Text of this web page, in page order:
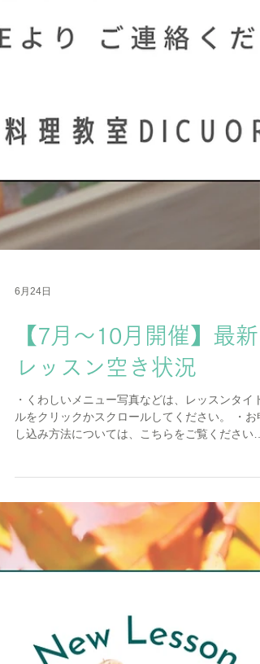
6月24日
【7月〜10月開催】最新
レッスン空き状況
・くわしいメニュー写真などは、レッスンタイト
エリヤを囲む おしゃれなスペイン料理 ７月 １
日（土）満席 １４日（水）満席 １５日（木）満
▶︎からだが喜ぶ ヘルシー中華 ７月 ２２日（水
満席 ２３日（木）１席 ２６日（日）満席 〜〜〜
月開催〜〜〜 ▶︎絶品ハッシュドビーフでおうち
２種 はなやかタイ料理 ８月９日（日）満席 お
てなしスタイル韓国料理 ８月２３日（日）満
▶︎三元豚の黒酢炒めと夏野菜のおもてなし ８月